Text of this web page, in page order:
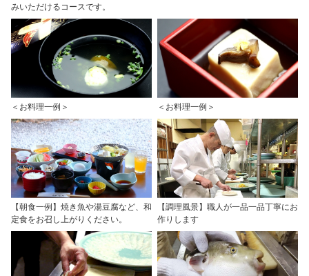
みいただけるコースです。
＜お料理一例＞ ＜お料理一例＞
【朝食一例】焼き魚や湯豆腐など、和
定食をお召し上がりください。
【調理風景】職人が一品一品丁寧にお
作りします